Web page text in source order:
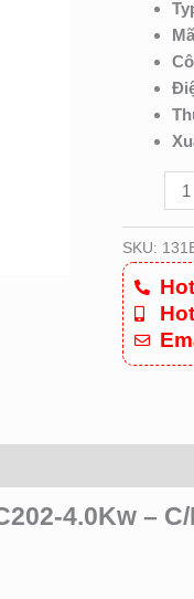
131B8920
SKU:
4.0Kw –